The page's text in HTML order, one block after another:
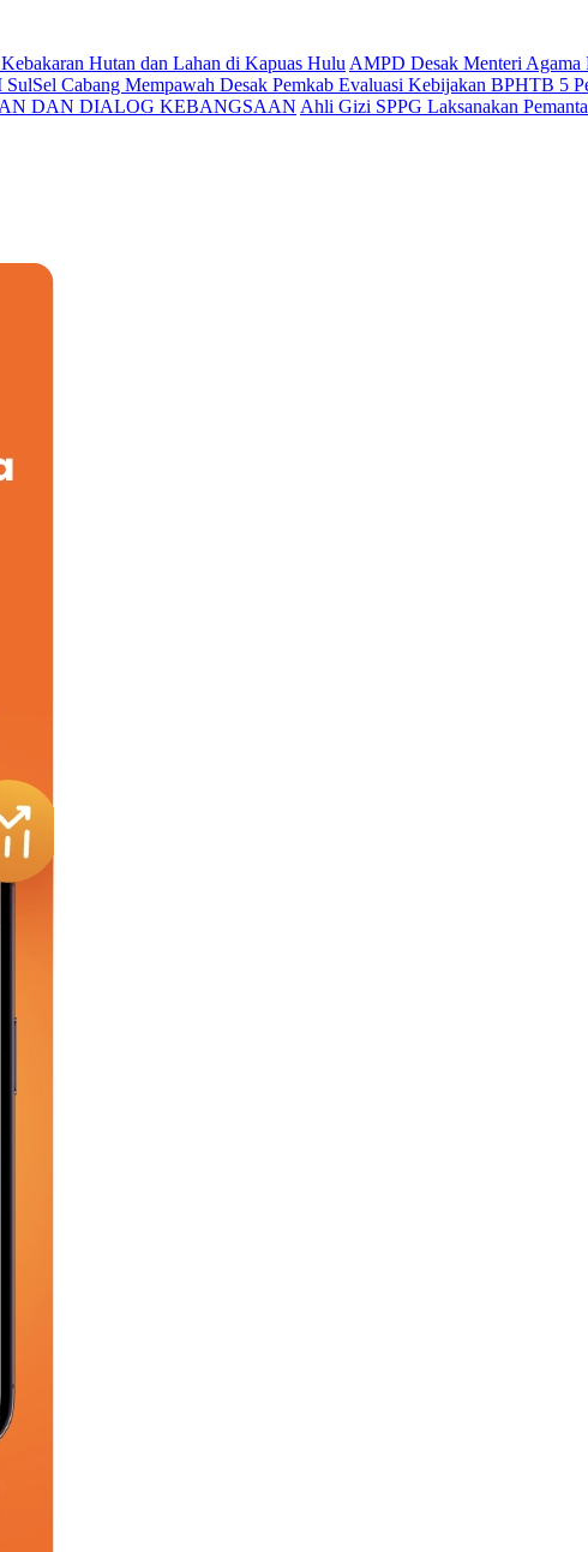
Hutan dan Lahan di Kapuas Hulu AMPD Desak Menteri Agama
Cabang Mempawah Desak Pemkab Evaluasi Kebijakan BPHTB 5
DAN DIALOG KEBANGSAAN Ahli Gizi SPPG Laksanakan